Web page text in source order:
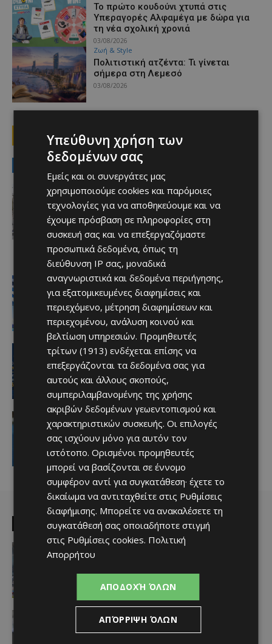
Το πρώτο κουδούνι χτυπά στις
Υπεραγορές Αλφαμέγα με δώρα για
τη νέα σχολική χρονιά
03/08/2026
Ζωή & Style
Πολιτιστική ατζέντα: Τι γίνεται
σήμερα στη Λεμεσό
03/08/2026
2 3
MUST READ
Ειδήσεις
ΚΕΡΑΙΕΣ ΣΤΙΣ ΒΡΕΤΑΝΙΚΕΣ ΒΑΣΕΙΣ –
Terra Cypria και BirdLife
συμμερίζονται τις ανησυχίες: «Κάθε
νέα ανάπτυξη απαιτεί ιδιαίτερη
προσοχή»
07/08/2026
Ειδήσεις
Στον αέρα η ακτοπλοϊκή Κύπρου –
Ελλάδας μετά το 2027 χωρίς νέα
κρατική επιδότηση
Afentiko - 07/08/2026
ΑΕΛ
Ποδοσφαιριστές μπορούν να
εγγράφονται στα μητρώα διαιτητών
(κανονισμοί και προϋποθέσεις)
Afentiko - 07/08/2026
video
«Η αγάπη μου για την ΑΕΛ δεν μπορεί
να σταματήσει – Μια μέρα θα
είμαστε ξανά μαζί» (video)
Afentiko 07/08/2026
EDITOR PICKS
Απόλλων
Πολύ μεγάλο ενδιαφέρον για ένα
Παραμένει ο Ενρίκες – Παίρνει και
Χάιρο
Υπεύθυνη χρήση των
δεδομένων σας
Εμείς και οι συνεργάτες μας
χρησιμοποιούμε cookies και παρόμοιες
τεχνολογίες για να αποθηκεύουμε και να
έχουμε πρόσβαση σε πληροφορίες στη
συσκευή σας και να επεξεργαζόμαστε
προσωπικά δεδομένα, όπως τη
διεύθυνση IP σας, μοναδικά
αναγνωριστικά και δεδομένα περιήγησης,
για εξατομικευμένες διαφημίσεις και
περιεχόμενο, μέτρηση διαφημίσεων και
περιεχομένου, ανάλυση κοινού και
βελτίωση υπηρεσιών. Προμηθευτές
τρίτων (1913) ενδέχεται επίσης να
επεξεργάζονται τα δεδομένα σας για
αυτούς και άλλους σκοπούς,
συμπεριλαμβανομένης της χρήσης
ακριβών δεδομένων γεωεντοπισμού και
χαρακτηριστικών συσκευής. Οι επιλογές
σας ισχύουν μόνο για αυτόν τον
ιστότοπο. Ορισμένοι προμηθευτές
μπορεί να βασίζονται σε έννομο
συμφέρον αντί για συγκατάθεση· έχετε το
δικαίωμα να αντιταχθείτε στις Ρυθμίσεις
διαφήμισης. Μπορείτε να ανακαλέσετε τη
συγκατάθεσή σας οποιαδήποτε στιγμή
στις Ρυθμίσεις cookies. Πολιτική
Απορρήτου
ΑΠΟΔΟΧΉ ΌΛΩΝ
ΑΠΌΡΡΙΨΗ ΌΛΩΝ